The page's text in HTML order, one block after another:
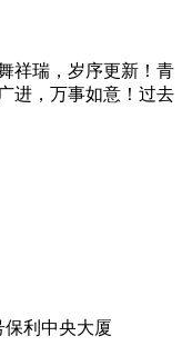
祥瑞，岁序更新！青
进，万事如意！过去
保利中央大厦